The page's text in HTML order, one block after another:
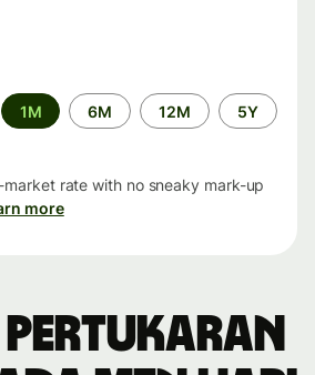
1M 6M 12M 5Y
market rate with no sneaky mark-up
more
pertukaran